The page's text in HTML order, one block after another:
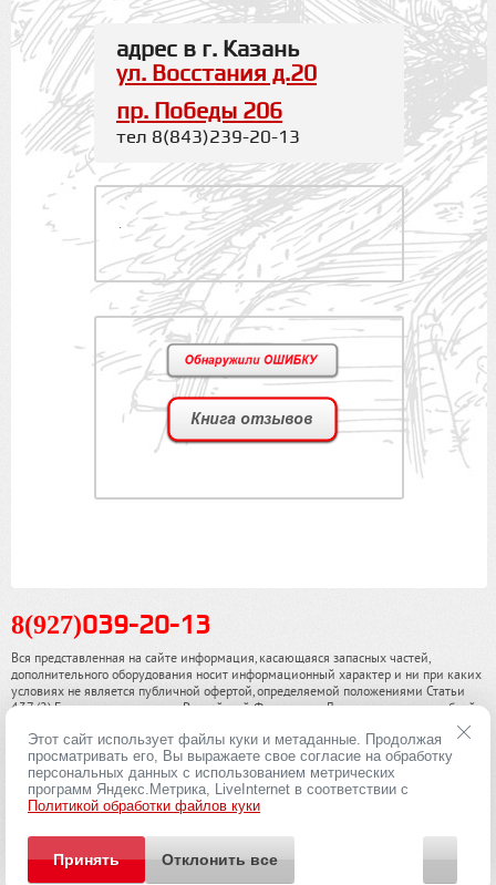
адрес в г. Казань
ул. Восстания д.20
пр. Победы 206
тел 8(843)239-20-13
.
8(927)039-20-13
Вся представленная на сайте информация, касающаяся запасных частей,
дополнительного оборудования носит информационный характер и ни при каких
условиях не является публичной офертой, определяемой положениями Статьи
437 (2) Гражданского кодекса Российской Федерации. Для получения подробной
информации, пожалуйста, обращайтесь к нашим специалистам. чинамобил.рф ©
2013-2026. Все права охраняются законом.
Политика конфиденциальности
Этот сайт использует файлы куки и метаданные. Продолжая
просматривать его, Вы выражаете свое согласие на обработку
персональных данных с использованием метрических
программ Яндекс.Метрика, LiveInternet в соответствии с
Политикой обработки файлов куки
Принять Отклонить все